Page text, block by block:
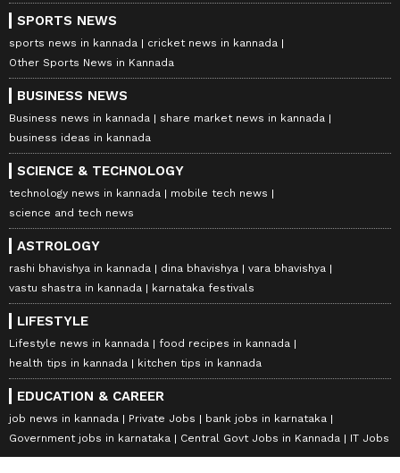
SPORTS NEWS
sports news in kannada
cricket news in kannada
Other Sports News in Kannada
BUSINESS NEWS
Business news in kannada
share market news in kannada
business ideas in kannada
SCIENCE & TECHNOLOGY
technology news in kannada
mobile tech news
science and tech news
ASTROLOGY
rashi bhavishya in kannada dina bhavishya
vara bhavishya
vastu shastra in kannada
karnataka festivals
LIFESTYLE
Lifestyle news in kannada
food recipes in kannada
health tips in kannada
kitchen tips in kannada
EDUCATION & CAREER
job news in kannada Private Jobs
bank jobs in karnataka
Government jobs in karnataka
Central Govt Jobs in Kannada IT Jobs